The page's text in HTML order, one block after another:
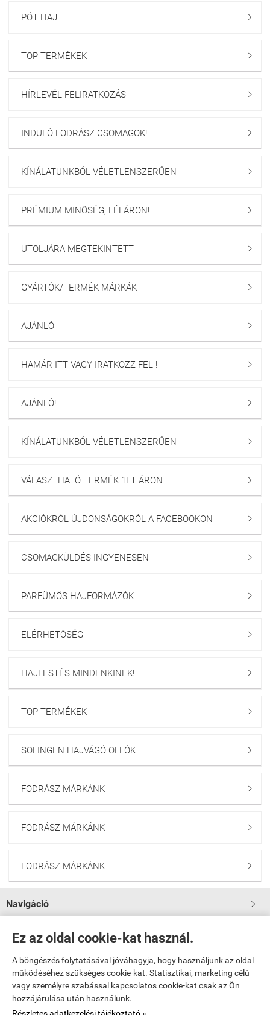
Ez az oldal cookie-kat használ.
A böngészés folytatásával jóváhagyja, hogy használjunk az oldal
működéséhez szükséges cookie-kat. Statisztikai, marketing célú
vagy személyre szabással kapcsolatos cookie-kat csak az Ön
hozzájárulása után használunk.
PÓT HAJ 
TOP TERMÉKEK 
HÍRLEVÉL FELIRATKOZÁS 
INDULÓ FODRÁSZ CSOMAGOK! 
KÍNÁLATUNKBÓL VÉLETLENSZERŰEN 
PRÉMIUM MINŐSÉG, FÉLÁRON! 
UTOLJÁRA MEGTEKINTETT 
GYÁRTÓK/TERMÉK MÁRKÁK 
AJÁNLÓ 
HAMÁR ITT VAGY IRATKOZZ FEL ! 
AJÁNLÓ! 
KÍNÁLATUNKBÓL VÉLETLENSZERŰEN 
VÁLASZTHATÓ TERMÉK 1FT ÁRON 
AKCIÓKRÓL ÚJDONSÁGOKRÓL A FACEBOOKON 
CSOMAGKÜLDÉS INGYENESEN 
PARFÜMÖS HAJFORMÁZÓK 
ELÉRHETŐSÉG 
HAJFESTÉS MINDENKINEK! 
TOP TERMÉKEK 
SOLINGEN HAJVÁGÓ OLLÓK 
FODRÁSZ MÁRKÁNK 
FODRÁSZ MÁRKÁNK 
FODRÁSZ MÁRKÁNK 
Navigáció 
Saját fiók
Bemutatkozás
Elérhetőségek